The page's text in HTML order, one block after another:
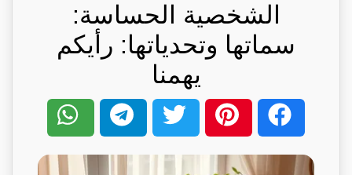
الشخصية الحساسة:
سماتها وتحدياتها: رأيكم
يهمنا